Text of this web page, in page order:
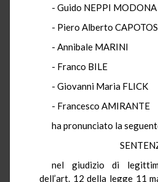
- Guido NEPPI MODONA
- Piero Alberto
- Annibale MARINI
- Franco BILE
- Giovanni Maria FLICK
- Francesco AMIRANTE
ha pronunciato la
nel giudizio di
dell’art. 12 della legge 11